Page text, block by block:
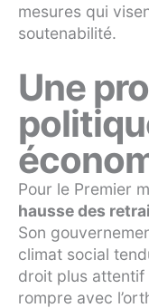
mesures qui
soutenabilité.
Une
Pour le Premier
hausse des
Son
climat social
droit plus attentif
rompre avec